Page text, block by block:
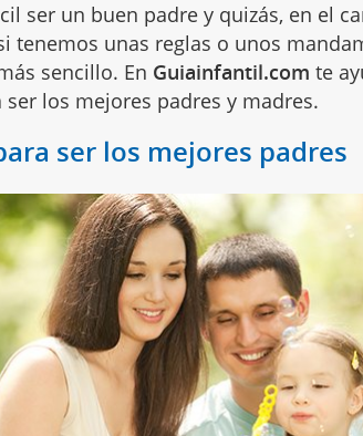
ser un buen padre y quizás, en el
tenemos unas reglas o unos
sencillo. En Guiainfantil.com te
ser los mejores padres y madres.
ser los mejores padres